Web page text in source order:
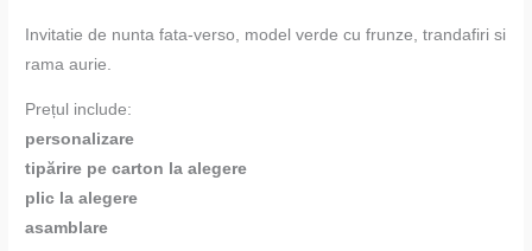
Invitatie de nunta fata-verso, model verde cu frunze, trandafiri si
rama aurie.
Prețul include:
personalizare
tipărire pe carton la alegere
plic la alegere
asamblare